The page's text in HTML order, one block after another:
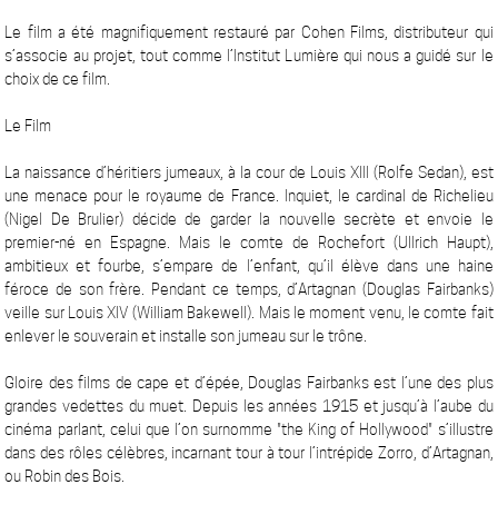
Le film a été magnifiquement restauré par Cohen Films, distributeur qui
s’associe au projet, tout comme l’Institut Lumière qui nous a guidé sur le
choix de ce film.
Le Film
La naissance d’héritiers jumeaux, à la cour de Louis XIII (Rolfe Sedan), est
une menace pour le royaume de France. Inquiet, le cardinal de Richelieu
(Nigel De Brulier) décide de garder la nouvelle secrète et envoie le
premier-né en Espagne. Mais le comte de Rochefort (Ullrich Haupt),
ambitieux et fourbe, s’empare de l’enfant, qu’il élève dans une haine
féroce de son frère. Pendant ce temps, d’Artagnan (Douglas Fairbanks)
veille sur Louis XIV (William Bakewell). Mais le moment venu, le comte fait
enlever le souverain et installe son jumeau sur le trône.
Gloire des films de cape et d’épée, Douglas Fairbanks est l’une des plus
grandes vedettes du muet. Depuis les années 1915 et jusqu’à l’aube du
cinéma parlant, celui que l’on surnomme "the King of Hollywood" s’illustre
dans des rôles célèbres, incarnant tour à tour l’intrépide Zorro, d’Artagnan,
ou Robin des Bois.